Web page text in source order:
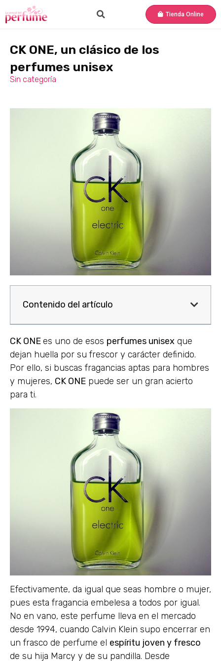
Tienda Online
CK ONE, un clásico de los
perfumes unisex
Sin categoría
Contenido del artículo
CK ONEes uno de esos perfumes unisex que
dejan huella por su frescor y carácter definido.
Por ello, si buscas fragancias aptas para hombres
y mujeres, CK ONE puede ser un gran acierto
para ti.
Efectivamente, da igual que seas hombre o mujer,
pues esta fragancia embelesa a todos por igual.
No en vano, este perfume lleva en el mercado
desde 1994, cuando Calvin Klein supo encerrar en
un frasco de perfume el espíritu joven y fresco
de su hija Marcy y de su pandilla. Desde